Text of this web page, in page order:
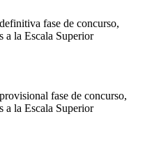
fase de concurso,
a la Escala Superior
fase de concurso,
a la Escala Superior